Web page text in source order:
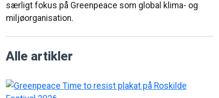
særligt fokus på Greenpeace som global klima- og
miljøorganisation.
Alle artikler